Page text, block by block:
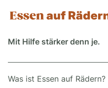
Mit Hilfe stärker denn je.
Was ist Essen auf Rädern?